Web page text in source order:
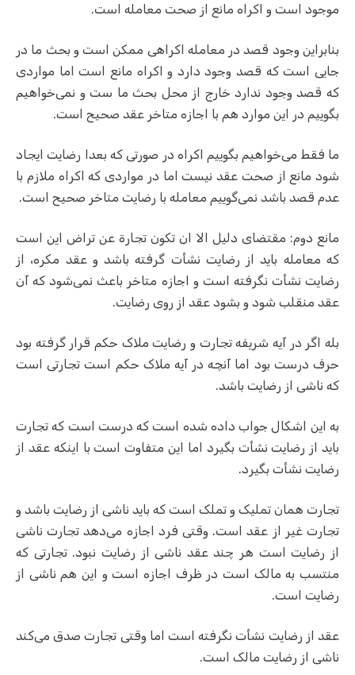
موجود است و اکراه مانع از صحت معامله است.
بنابراین وجود قصد در معامله اکراهی ممکن است و بحث ما در
جایی است که قصد وجود دارد و اکراه مانع است اما مواردی
که قصد وجود ندارد خارج از محل بحث ما ست و نمی‌خواهیم
بگوییم در این موارد هم با اجازه متاخر عقد صحیح است.
ما فقط می‌خواهیم بگوییم اکراه در صورتی که بعدا رضایت ایجاد
شود مانع از صحت عقد نیست اما در مواردی که اکراه ملازم با
عدم قصد باشد نمی‌گوییم معامله با رضایت متاخر صحیح است.
مانع دوم: مقتضای دلیل الا ان تکون تجارة عن تراض این است
که معامله باید از رضایت نشأت گرفته باشد و عقد مکره، از
رضایت نشأت نگرفته است و اجازه متاخر باعث نمی‌شود که آن
عقد منقلب شود و بشود عقد از روی رضایت.
بله اگر در آیه شریفه تجارت و رضایت ملاک حکم قرار گرفته بود
حرف درست بود اما آنچه در آیه ملاک حکم است تجارتی است
که ناشی از رضایت باشد.
به این اشکال جواب داده شده است که درست است که تجارت
باید از رضایت نشأت بگیرد اما این متفاوت است با اینکه عقد از
رضایت نشأت بگیرد.
تجارت همان تملیک و تملک است که باید ناشی از رضایت باشد و
تجارت غیر از عقد است. وقتی فرد اجازه می‌دهد تجارت ناشی
از رضایت است هر چند عقد ناشی از رضایت نبود. تجارتی که
منتسب به مالک است در ظرف اجازه است و این هم ناشی از
رضایت است.
عقد از رضایت نشأت نگرفته است اما وقتی تجارت صدق می‌کند
ناشی از رضایت مالک است.